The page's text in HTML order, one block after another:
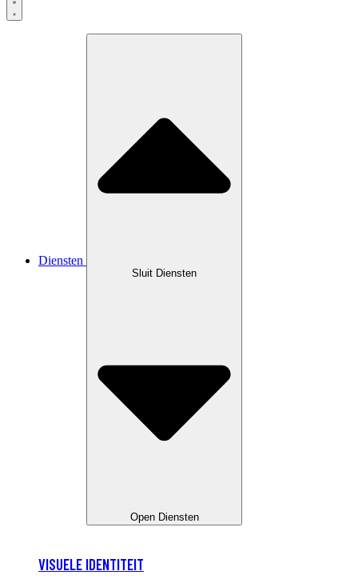
Diensten
Sluit Diensten
Open Diensten
VISUELE IDENTITEIT